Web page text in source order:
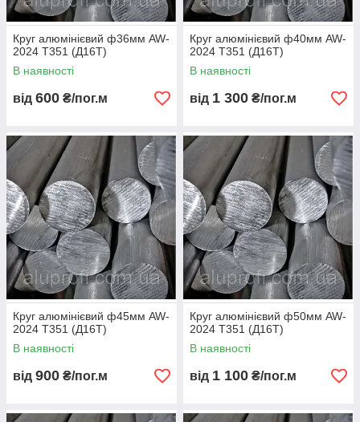
Круг алюмінієвий ф36мм AW-
2024 Т351 (Д16Т)
В наявності
від 600 ₴/пог.м
Круг алюмінієвий ф40мм AW-
2024 Т351 (Д16Т)
В наявності
від 1 300 ₴/пог.м
Круг алюмінієвий ф45мм AW-
2024 Т351 (Д16Т)
В наявності
від 900 ₴/пог.м
Круг алюмінієвий ф50мм AW-
2024 Т351 (Д16Т)
В наявності
від 1 100 ₴/пог.м